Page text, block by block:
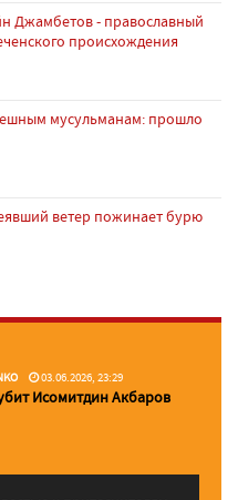
Джамбетов - православный
происхождения
мусульманам: прошло
ветер пожинает бурю
03.06.2026, 23:29
Исомитдин Акбаров